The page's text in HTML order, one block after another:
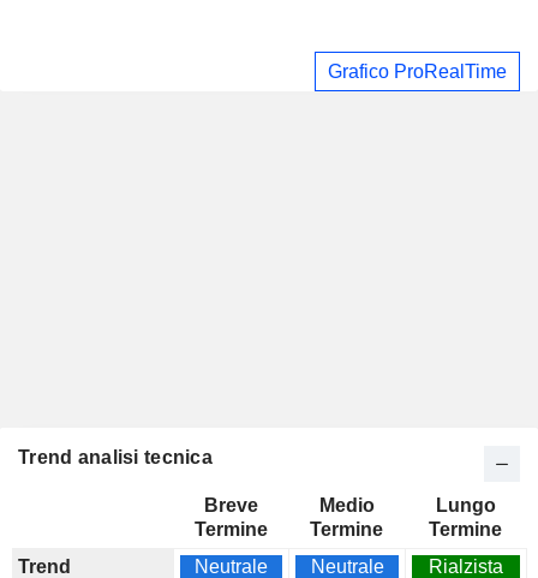
Grafico ProRealTime
Trend analisi tecnica
Breve
Termine
Medio
Termine
Lungo
Termine
Trend
Neutrale Neutrale
Rialzista